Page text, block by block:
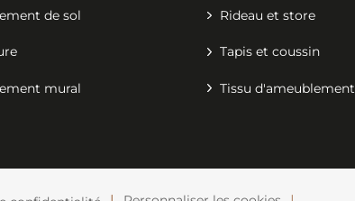
de sol Rideau et store
Tapis et coussin
mural Tissu d'ameublement